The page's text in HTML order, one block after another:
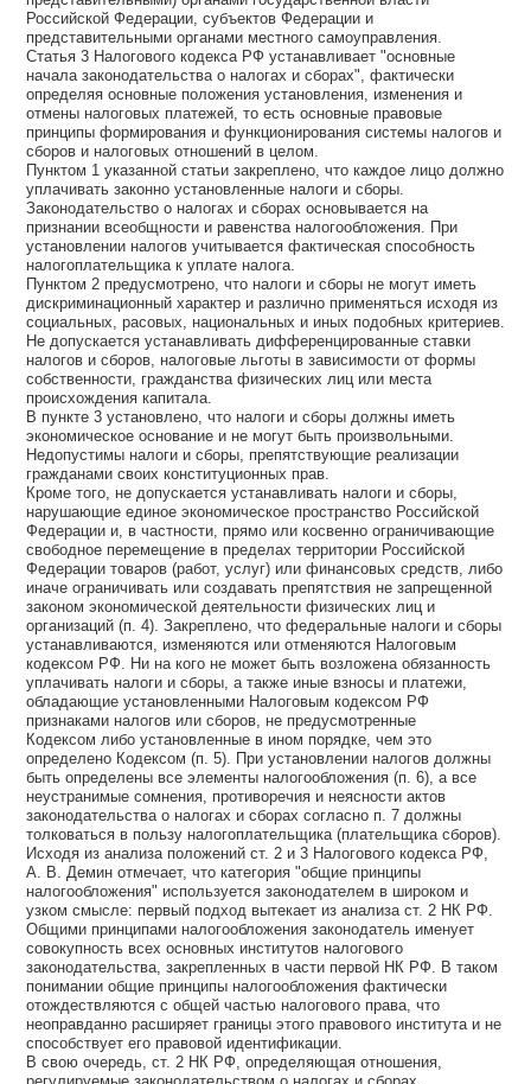
Российской Федерации, субъектов Федерации и
представительными органами местного самоуправления.
Статья 3 Налогового кодекса РФ устанавливает "основные
начала законодательства о налогах и сборах", фактически
определяя основные положения установления, изменения и
отмены налоговых платежей, то есть основные правовые
принципы формирования и функционирования системы налогов и
сборов и налоговых отношений в целом.
Пунктом 1 указанной статьи закреплено, что каждое лицо должно
уплачивать законно установленные налоги и сборы.
Законодательство о налогах и сборах основывается на
признании всеобщности и равенства налогообложения. При
установлении налогов учитывается фактическая способность
налогоплательщика к уплате налога.
Пунктом 2 предусмотрено, что налоги и сборы не могут иметь
дискриминационный характер и различно применяться исходя из
социальных, расовых, национальных и иных подобных критериев.
Не допускается устанавливать дифференцированные ставки
налогов и сборов, налоговые льготы в зависимости от формы
собственности, гражданства физических лиц или места
происхождения капитала.
В пункте 3 установлено, что налоги и сборы должны иметь
экономическое основание и не могут быть произвольными.
Недопустимы налоги и сборы, препятствующие реализации
гражданами своих конституционных прав.
Кроме того, не допускается устанавливать налоги и сборы,
нарушающие единое экономическое пространство Российской
Федерации и, в частности, прямо или косвенно ограничивающие
свободное перемещение в пределах территории Российской
Федерации товаров (работ, услуг) или финансовых средств, либо
иначе ограничивать или создавать препятствия не запрещенной
законом экономической деятельности физических лиц и
организаций (п. 4). Закреплено, что федеральные налоги и сборы
устанавливаются, изменяются или отменяются Налоговым
кодексом РФ. Ни на кого не может быть возложена обязанность
уплачивать налоги и сборы, а также иные взносы и платежи,
обладающие установленными Налоговым кодексом РФ
признаками налогов или сборов, не предусмотренные
Кодексом либо установленные в ином порядке, чем это
определено Кодексом (п. 5). При установлении налогов должны
быть определены все элементы налогообложения (п. 6), а все
неустранимые сомнения, противоречия и неясности актов
законодательства о налогах и сборах согласно п. 7 должны
толковаться в пользу налогоплательщика (плательщика сборов).
Исходя из анализа положений ст. 2 и 3 Налогового кодекса РФ,
А. В. Демин отмечает, что категория "общие принципы
налогообложения" используется законодателем в широком и
узком смысле: первый подход вытекает из анализа ст. 2 НК РФ.
Общими принципами налогообложения законодатель именует
совокупность всех основных институтов налогового
законодательства, закрепленных в части первой НК РФ. В таком
понимании общие принципы налогообложения фактически
отождествляются с общей частью налогового права, что
неоправданно расширяет границы этого правового института и не
способствует его правовой идентификации.
В свою очередь, ст. 2 НК РФ, определяющая отношения,